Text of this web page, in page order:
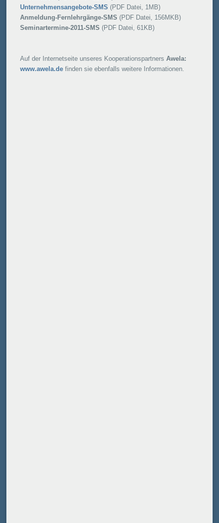
Unternehmensangebote-SMS (PDF Datei, 1MB)
Anmeldung-Fernlehrgänge-SMS (PDF Datei, 156MKB)
Seminartermine-2011-SMS (PDF Datei, 61KB)
Auf der Internetseite unseres KooperationspartnersAwela:
www.awela.de finden sie ebenfalls weitere Informationen.